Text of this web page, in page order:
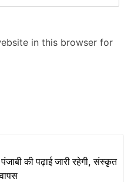
in this browser for
की पढ़ाई जारी रहेगी, संस्कृत